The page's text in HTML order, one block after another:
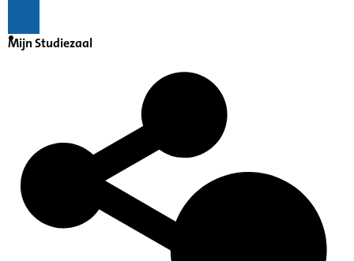
Inventaris
Mijn Studiezaal